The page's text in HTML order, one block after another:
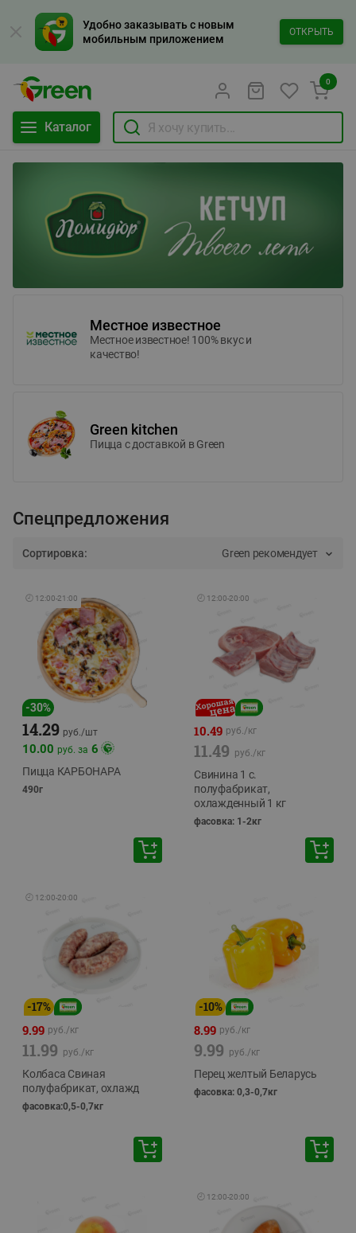
Удобно заказывать с новым
мобильным приложением
ОТКРЫТЬ
Каталог
0
Местное известное
Местное известное! 100% вкус и
качество!
Green kitchen
Пицца c доставкой в Green
Спецпредложения
Сортировка: Green рекомендует
🕘 12:00-21:00
-30%
14.29 руб./шт
10.00 руб. за 6
Пицца КАРБОНАРА
490г
🕘 12:00-20:00
10.49 руб./кг
11.49 руб./кг
Свинина 1 с.
полуфабрикат,
охлажденный 1 кг
фасовка: 1-2кг
🕘 12:00-20:00
-17%
9.99 руб./кг
11.99 руб./кг
Колбаса Свиная
полуфабрикат, охлажд
фасовка:0,5-0,7кг
-10%
8.99 руб./кг
9.99 руб./кг
Перец желтый Беларусь
фасовка: 0,3-0,7кг
🕘 12:00-20:00